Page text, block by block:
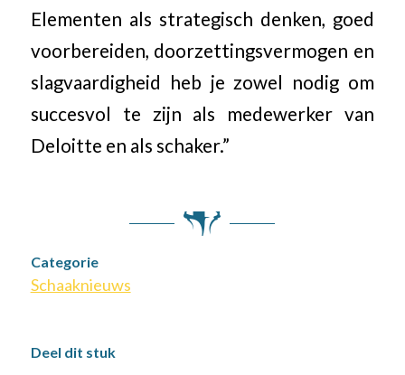
Elementen als strategisch denken, goed
voorbereiden, doorzettingsvermogen en
slagvaardigheid heb je zowel nodig om
succesvol te zijn als medewerker van
Deloitte en als schaker.”
Categorie
Schaaknieuws
Deel dit stuk